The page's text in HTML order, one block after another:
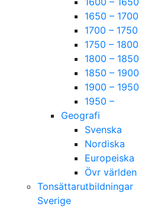
1650 – 1700
1700 – 1750
1750 – 1800
1800 – 1850
1850 – 1900
1900 – 1950
1950 –
Geografi
Svenska
Nordiska
Europeiska
Övr världen
Tonsättarutbildningar
Sverige